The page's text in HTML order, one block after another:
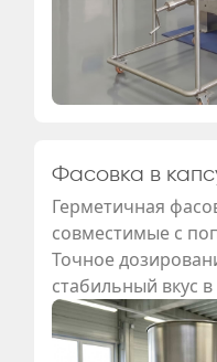
Фасовка в
Герметичная
совместимые с
Точное
стабильный вкус